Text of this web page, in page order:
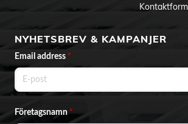
NYHETSBREV & KAMPANJER
Email address *
Företagsnamn*